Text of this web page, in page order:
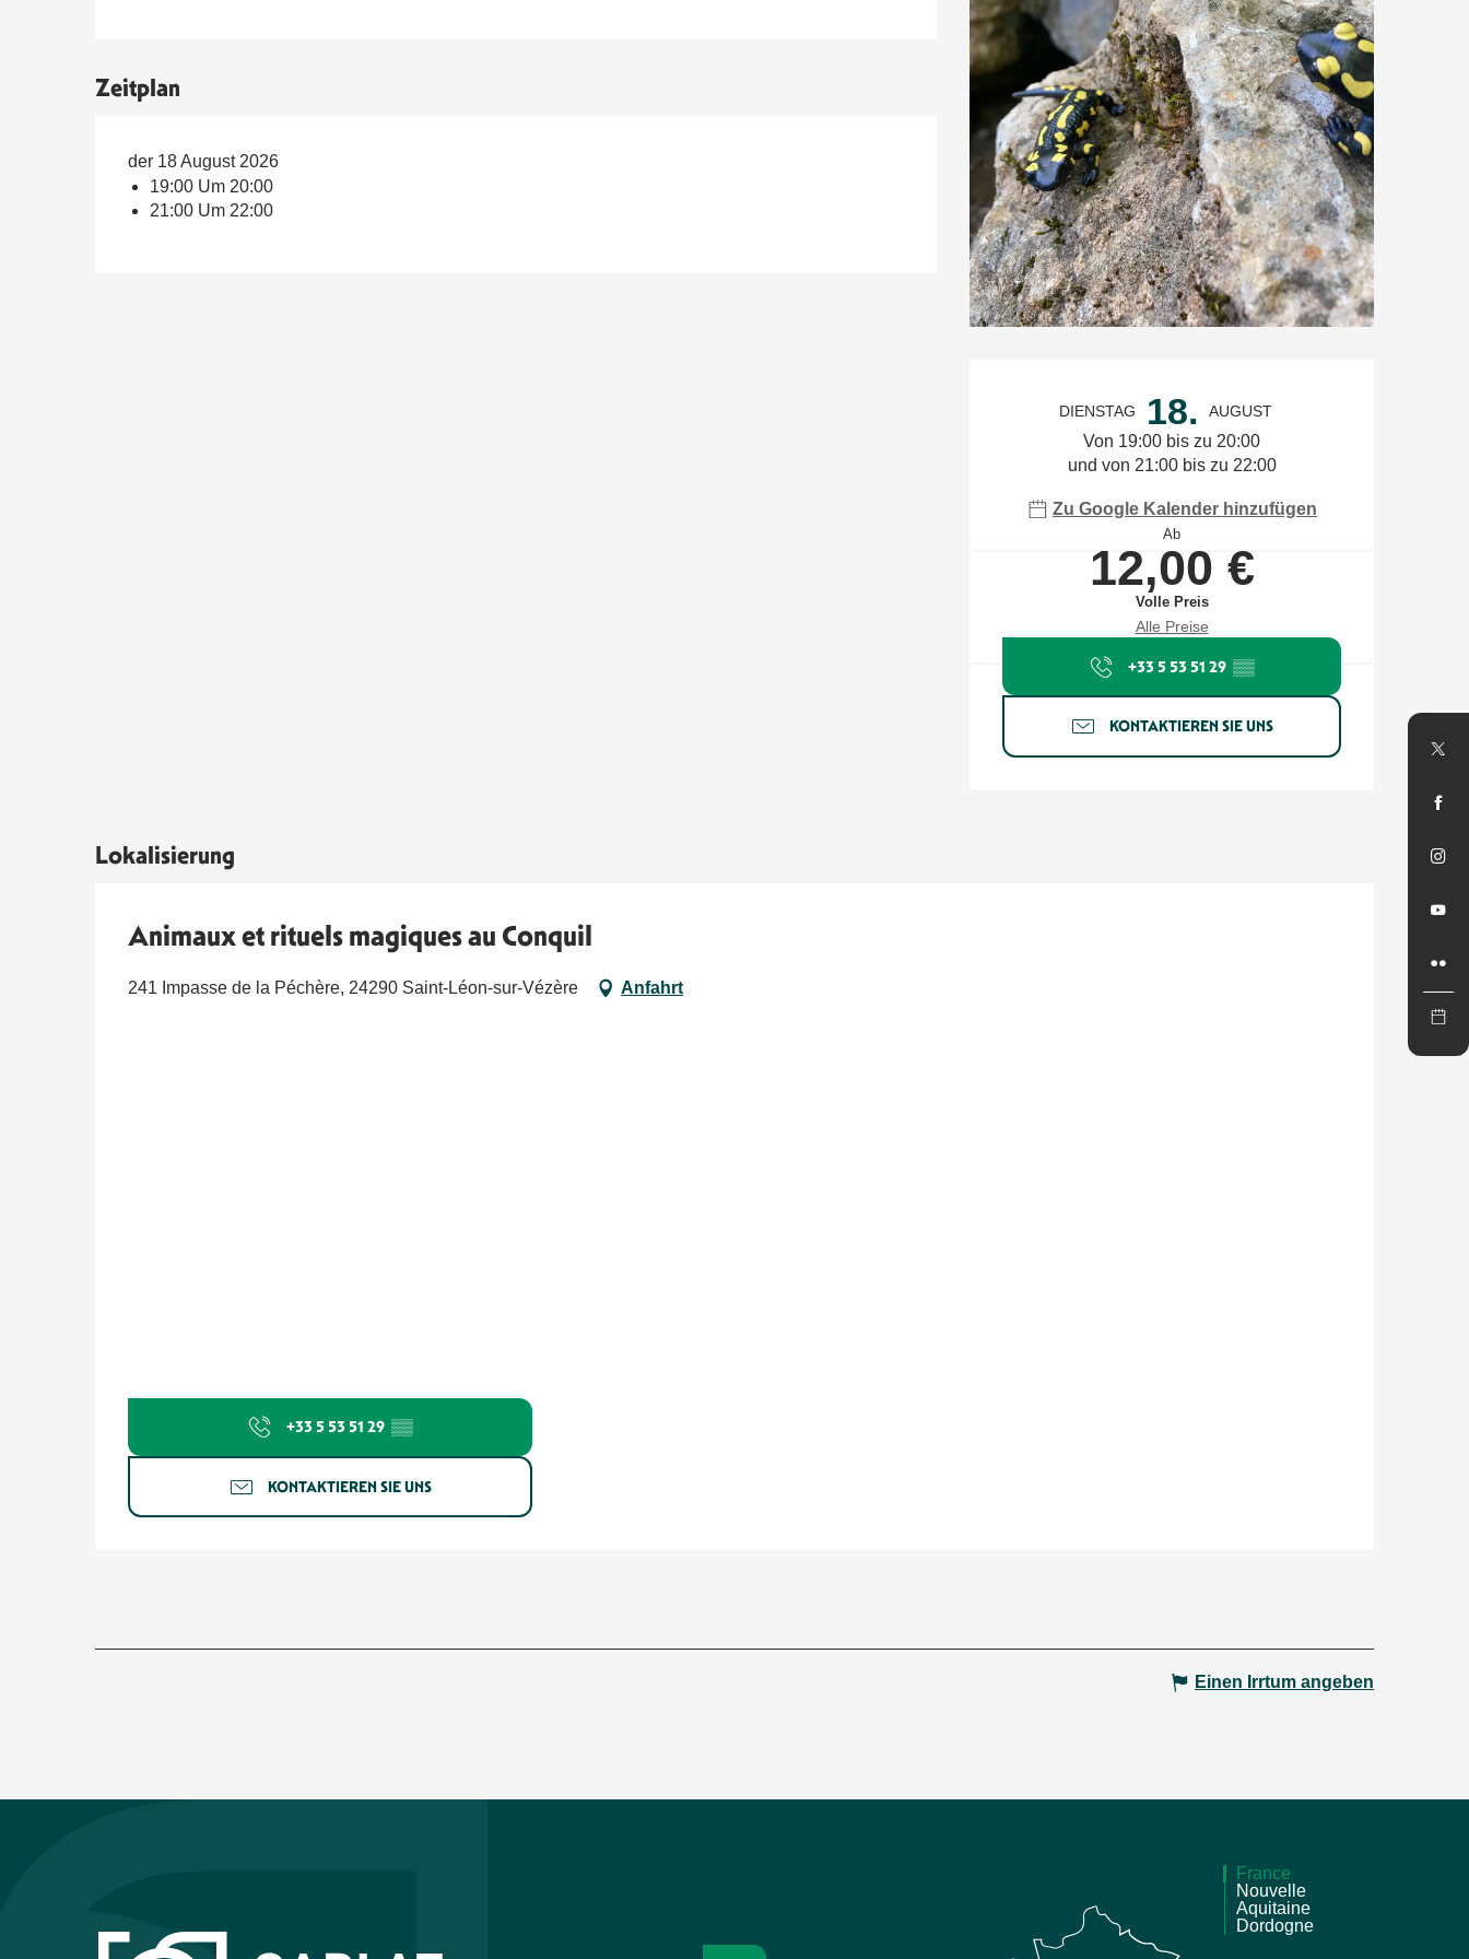
Öffnungszeiten &
DIENSTAG 18. AUGUST
Von 19:00 bis zu 20:00
und von 21:00 bis zu 22:00
Zu Google Kalender hinzufügen
Ab
12,00 €
Volle Preis
Alle Preise
+33 5 53 51 29 ▒▒
KONTAKTIEREN SIE UNS
Zeitplan
der 18 August 2026
19:00 Um 20:00
21:00 Um 22:00
Lokalisierung
Animaux et rituels magiques au Conquil
241 Impasse de la Péchère, 24290 Saint-Léon-sur-Vézère Anfahrt
+33 5 53 51 29 ▒▒
KONTAKTIEREN SIE UNS
Einen Irrtum angeben
France
Nouvelle
Aquitaine
Dordogne